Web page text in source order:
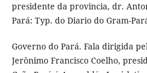
presidente da provincia, dr.
Pará: Typ. do Diario do Gram-
Governo do Pará. Fala dirigida
Jerônimo Francisco Coelho,